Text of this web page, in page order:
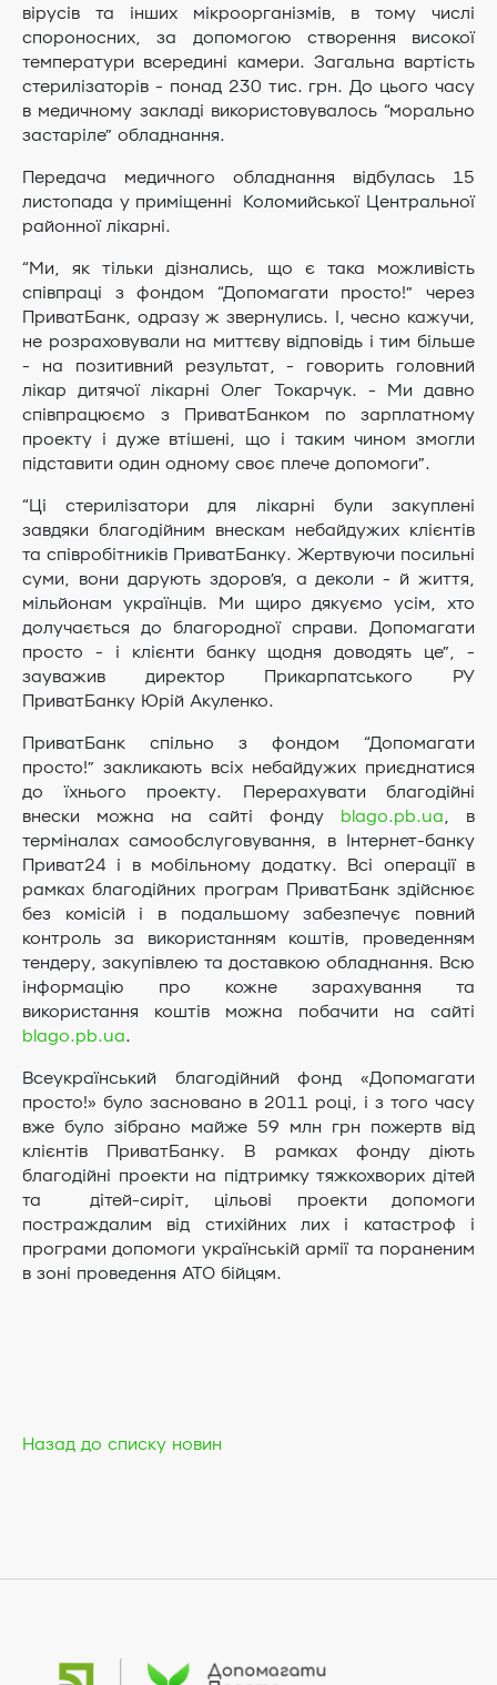
вірусів та інших мікроорганізмів, в тому числі
спороносних, за допомогою створення високої
температури всередині камери. Загальна вартість
стерилізаторів - понад 230 тис. грн. До цього часу
в медичному закладі використовувалось “морально
застаріле” обладнання.
Передача медичного обладнання відбулась 15
листопада у приміщенні Коломийської Центральної
районної лікарні.
“Ми, як тільки дізнались, що є така можливість
співпраці з фондом “Допомагати просто!” через
ПриватБанк, одразу ж звернулись. І, чесно кажучи,
не розраховували на миттєву відповідь і тим більше
- на позитивний результат, - говорить головний
лікар дитячої лікарні Олег Токарчук. - Ми давно
співпрацюємо з ПриватБанком по зарплатному
проекту і дуже втішені, що і таким чином змогли
підставити один одному своє плече допомоги”.
“Ці стерилізатори для лікарні були закуплені
завдяки благодійним внескам небайдужих клієнтів
та співробітників ПриватБанку. Жертвуючи посильні
суми, вони дарують здоров’я, а деколи - й життя,
мільйонам українців. Ми щиро дякуємо усім, хто
долучається до благородної справи. Допомагати
просто - і клієнти банку щодня доводять це”, -
зауважив директор Прикарпатського РУ
ПриватБанку Юрій Акуленко.
ПриватБанк спільно з фондом “Допомагати
просто!” закликають всіх небайдужих приєднатися
до їхнього проекту. Перерахувати благодійні
внески можна на сайті фонду blago.pb.ua, в
терміналах самообслуговування, в Інтернет-банку
Приват24 і в мобільному додатку. Всі операції в
рамках благодійних програм ПриватБанк здійснює
без комісій і в подальшому забезпечує повний
контроль за використанням коштів, проведенням
тендеру, закупівлею та доставкою обладнання. Всю
інформацію про кожне зарахування та
використання коштів можна побачити на сайті
blago.pb.ua.
Всеукраїнський благодійний фонд «Допомагати
просто!» було засновано в 2011 році, і з того часу
вже було зібрано майже 59 млн грн пожертв від
клієнтів ПриватБанку. В рамках фонду діють
благодійні проекти на підтримку тяжкохворих дітей
та дітей-сиріт, цільові проекти допомоги
постраждалим від стихійних лих і катастроф і
програми допомоги українській армії та пораненим
в зоні проведення АТО бійцям.
Назад до списку новин